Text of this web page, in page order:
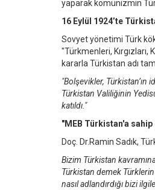
yaparak komünizmin
16 Eylül 1924’te
Sovyet yönetimi Türk
"Türkmenleri,
kararla Türkistan adı
"Bolşevikler, Türkistan’ın
Türkistan Valiliğinin
katıldı."
"MEB Türkistan'a sahip
Doç. Dr.Ramin Sadık,
Bizim Türkistan
Türkistan demek
nasıl adlandırdığı bizi